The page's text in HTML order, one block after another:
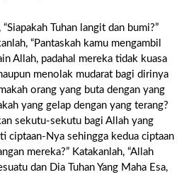
Tuhan langit dan bumi?”
“Pantaskah kamu mengambil
Allah, padahal mereka tidak kuasa
menolak mudarat bagi dirinya
orang yang buta dengan yang
yang gelap dengan yang terang?
sekutu-sekutu bagi Allah yang
ciptaan-Nya sehingga kedua ciptaan
mereka?” Katakanlah, “Allah
dan Dia Tuhan Yang Maha Esa,